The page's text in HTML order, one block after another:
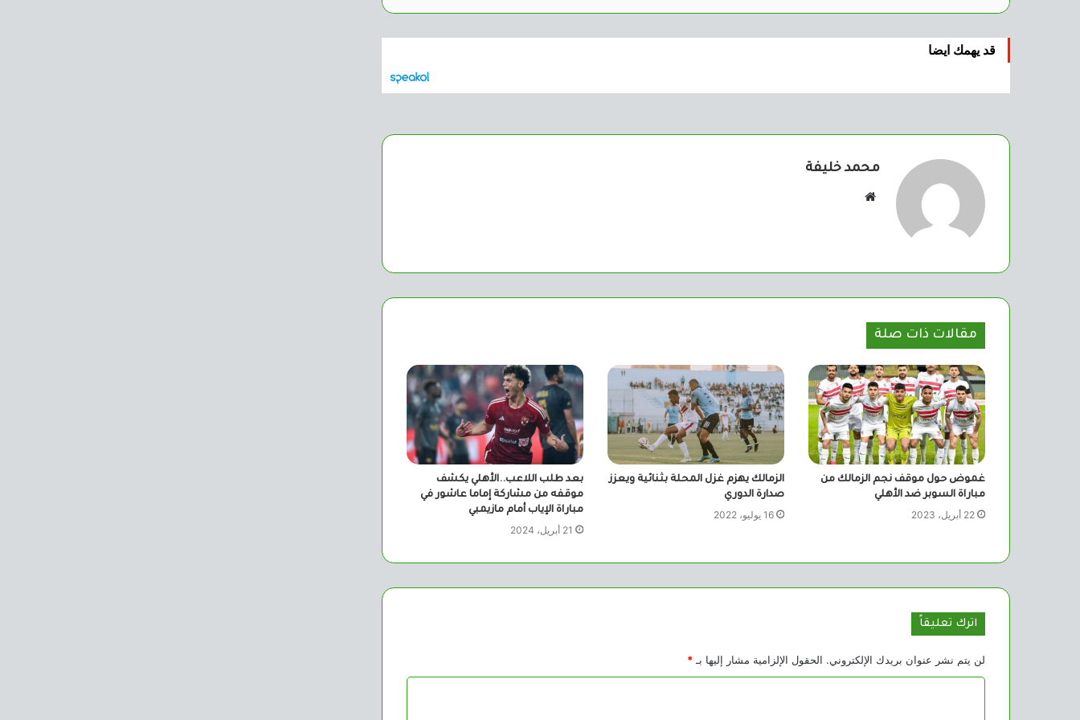
قد يهمك ايضا
محمد خليفة
مقالات ذات صلة
غموض حول موقف نجم الزمالك من
مباراة السوبر ضد الأهلي
22 أبريل، 2023
الزمالك يهزم غزل المحلة بثنائية ويعزز
صدارة الدوري
16 يوليو، 2022
بعد طلب اللاعب..الأهلي يكشف
موقفه من مشاركة إماما عاشور في
مباراة الإياب أمام مازيمبي
21 أبريل، 2024
اترك تعليقاً
لن يتم نشر عنوان بريدك الإلكتروني. الحقول الإلزامية مشار إليها بـ *